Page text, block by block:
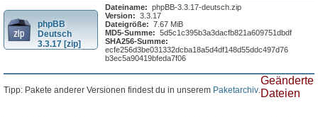
phpBB
Deutsch
3.3.17 [zip]
Dateiname: phpBB-3.3.17-deutsch.zip
Version: 3.3.17
Dateigröße: 7.67 MiB
MD5-Summe: 5d5c1c395b3a3dacfb821a609751dbdf
SHA256-Summe:
ecfe256d3be031332dcba18a5d4df148d55ddc497d76
b3ec5a90419bfeda7f06
Tipp: Pakete anderer Versionen findest du in unserem Paketarchiv.
Geänderte
Dateien